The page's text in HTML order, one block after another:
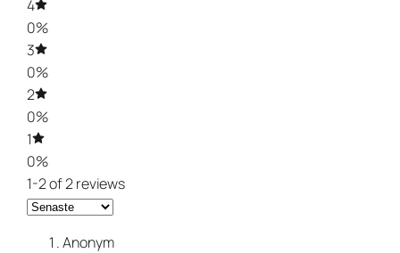
4
0%
3
0%
2
0%
1
0%
1-2 of 2 reviews
Anonym